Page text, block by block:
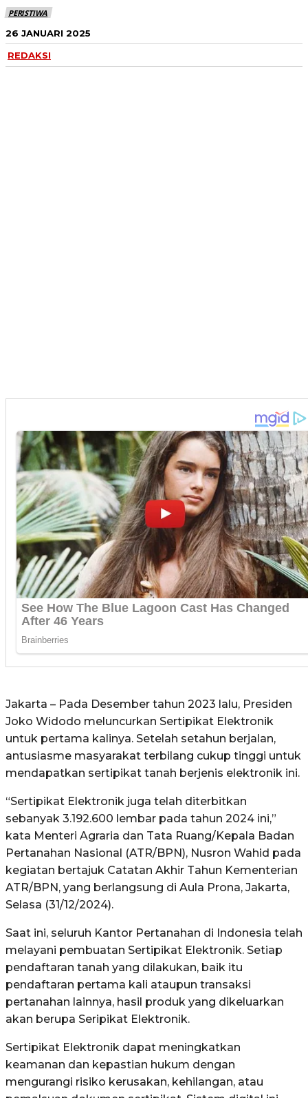
PERISTIWA
26 JANUARI 2025
REDAKSI
Jakarta – Pada Desember tahun 2023 lalu, Presiden
Joko Widodo meluncurkan Sertipikat Elektronik
untuk pertama kalinya. Setelah setahun berjalan,
antusiasme masyarakat terbilang cukup tinggi untuk
mendapatkan sertipikat tanah berjenis elektronik ini.
“Sertipikat Elektronik juga telah diterbitkan
sebanyak 3.192.600 lembar pada tahun 2024 ini,”
kata Menteri Agraria dan Tata Ruang/Kepala Badan
Pertanahan Nasional (ATR/BPN), Nusron Wahid pada
kegiatan bertajuk Catatan Akhir Tahun Kementerian
ATR/BPN, yang berlangsung di Aula Prona, Jakarta,
Selasa (31/12/2024).
Saat ini, seluruh Kantor Pertanahan di Indonesia telah
melayani pembuatan Sertipikat Elektronik. Setiap
pendaftaran tanah yang dilakukan, baik itu
pendaftaran pertama kali ataupun transaksi
pertanahan lainnya, hasil produk yang dikeluarkan
akan berupa Seripikat Elektronik.
Sertipikat Elektronik dapat meningkatkan
keamanan dan kepastian hukum dengan
mengurangi risiko kerusakan, kehilangan, atau